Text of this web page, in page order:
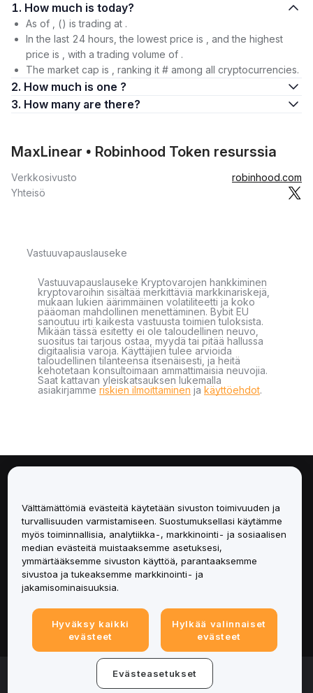
1. How much is today?
As of , () is trading at .
In the last 24 hours, the lowest price is , and the highest
price is , with a trading volume of .
The market cap is , ranking it # among all cryptocurrencies.
2. How much is one ?
3. How many are there?
MaxLinear • Robinhood Token resurssia
Verkkosivusto
robinhood.com
Yhteisö
Vastuuvapauslauseke
Vastuuvapauslauseke Kryptovarojen hankkiminen
kryptovaroihin sisältää merkittäviä markkinariskejä,
mukaan lukien äärimmäinen volatiliteetti ja koko
pääoman mahdollinen menettäminen. Bybit EU
sanoutuu irti kaikesta vastuusta toimien tuloksista.
Mikään tässä esitetty ei ole taloudellinen neuvo,
suositus tai tarjous ostaa, myydä tai pitää hallussa
digitaalisia varoja. Käyttäjien tulee arvioida
taloudellinen tilanteensa itsenäisesti, ja heitä
kehotetaan konsultoimaan ammattimaisia neuvojia.
Saat kattavan yleiskatsauksen lukemalla
asiakirjamme riskien ilmoittaminen ja käyttöehdot.
Palvelut
Tuki
Tuotteet
Lakiasiat
© 2025-2026 Bybit.eu. All rights reserved.
Välttämättömiä evästeitä käytetään sivuston toimivuuden ja
turvallisuuden varmistamiseen. Suostumuksellasi käytämme
myös toiminnallisia, analytiikka-, markkinointi- ja sosiaalisen
median evästeitä muistaaksemme asetuksesi,
ymmärtääksemme sivuston käyttöä, parantaaksemme
sivustoa ja tukeaksemme markkinointi- ja
jakamisominaisuuksia.
Hyväksy kaikki
evästeet
Hylkää valinnaiset
evästeet
Evästeasetukset